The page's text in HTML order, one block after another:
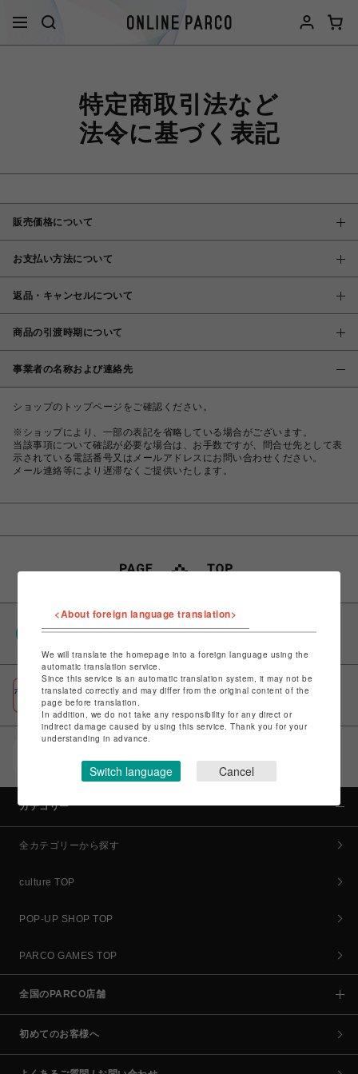
特定商取引法など
法令に基づく表記
販売価格について
お支払い方法について
返品・キャンセルについて
商品の引渡時期について
事業者の名称および連絡先
ショップのトップページをご確認ください。
※ショップにより、一部の表記を省略している場合がございます。
当該事項について確認が必要な場合は、お手数ですが、問合せ先として表
示されている電話番号又はメールアドレスにお問い合わせください。
メール連絡等により遅滞なくご提供いたします。
PARCOポイント
ポケパル払い
初回登録＆お買物で最大1,500円分のPARCOポイント進呈
コイン＆クーポンでPARCOでのお買い物がオトクに
カテゴリー
全カテゴリーから探す
culture TOP
POP-UP SHOP TOP
PARCO GAMES TOP
全国のPARCO店舗
初めてのお客様へ
<About foreign language translation>
We will translate the homepage into a foreign language using the
automatic translation service.
Since this service is an automatic translation system, it may not be
translated correctly and may differ from the original content of the
page before translation.
In addition, we do not take any responsibility for any direct or
indirect damage caused by using this service. Thank you for your
understanding in advance.
Switch language Cancel